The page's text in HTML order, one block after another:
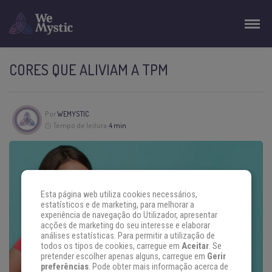
CORES QUE ALIVIAM A TPM
PorWEMYSTIC
Tempo de leitura:4 min
Esta página web utiliza cookies necessários,
estatísticos e de marketing, para melhorar a
experiência de navegação do Utilizador, apresentar
acções de marketing do seu interesse e elaborar
análises estatísticas. Para permitir a utilização de
todos os tipos de cookies, carregue em Aceitar. Se
pretender escolher apenas alguns, carregue em Gerir
preferências. Pode obter mais informação acerca de